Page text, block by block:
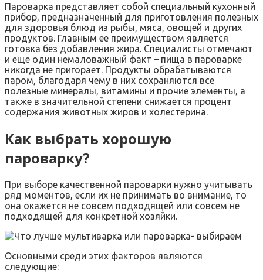
Пароварка представляет собой специальный кухонный
прибор, предназначенный для приготовления полезных
для здоровья блюд из рыбы, мяса, овощей и других
продуктов. Главным ее преимуществом является
готовка без добавления жира. Специалисты отмечают
и еще один немаловажный факт – пища в пароварке
никогда не пригорает. Продукты обрабатываются
паром, благодаря чему в них сохраняются все
полезные минералы, витамины и прочие элементы, а
также в значительной степени снижается процент
содержания животных жиров и холестерина.
Как выбрать хорошую
пароварку?
При выборе качественной пароварки нужно учитывать
ряд моментов, если их не принимать во внимание, то
она окажется не совсем подходящей или совсем не
подходящей для конкретной хозяйки.
Основными среди этих факторов являются
следующие: